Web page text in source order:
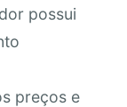
possui
preços e